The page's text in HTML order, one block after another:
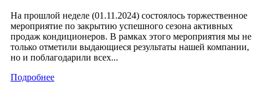
На прошлой неделе (01.11.2024) состоялось торжественное
мероприятие по закрытию успешного сезона активных
продаж кондиционеров. В рамках этого мероприятия мы не
только отметили выдающиеся результаты нашей компании,
но и поблагодарили всех...
Подробнее